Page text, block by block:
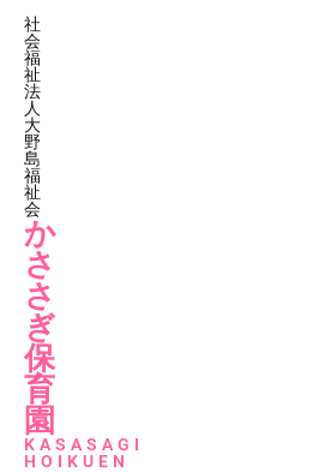
社
会
福
祉
法
人
大
野
島
福
祉
会
か
さ
さ
ぎ
保
育
園
KASASAGI
HOIKUEN